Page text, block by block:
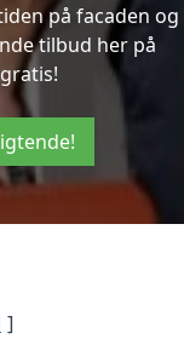
på facaden og
tilbud her på